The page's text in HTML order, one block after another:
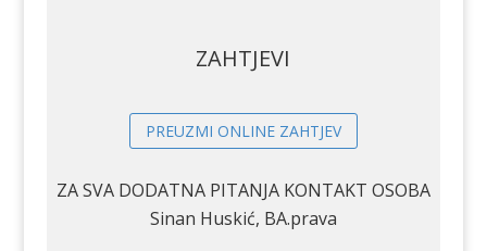
ZAHTJEVI
PREUZMI ONLINE ZAHTJEV
ZA SVA DODATNA PITANJA KONTAKT OSOBA
Sinan Huskić, BA.prava